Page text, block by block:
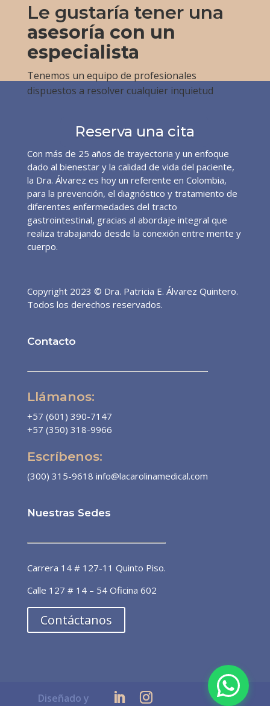
Le gustaría tener una
asesoría con un
especialista
Tenemos un equipo de profesionales
dispuestos a resolver cualquier inquietud
Reserva una cita
Con más de 25 años de trayectoria y un enfoque
dado al bienestar y la calidad de vida del paciente,
la Dra. Álvarez es hoy un referente en Colombia,
para la prevención, el diagnóstico y tratamiento de
diferentes enfermedades del tracto
gastrointestinal, gracias al abordaje integral que
realiza trabajando desde la conexión entre mente y
cuerpo.
Copyright 2023 © Dra. Patricia E. Álvarez Quintero.
Todos los derechos reservados.
Contacto
Llámanos:
+57 (601) 390-7147
+57 (350) 318-9966
Escríbenos:
(300) 315-9618 info@lacarolinamedical.com
Nuestras Sedes
Carrera 14 # 127-11 Quinto Piso.
Calle 127 # 14 – 54 Oficina 602
Contáctanos
Diseñado y
Dra. Patricia Álvarez
¡Bienvenido a la línea de atención
preferencial de pacientes! 🙌🏼 ¿En
qué puedo ayudarte?